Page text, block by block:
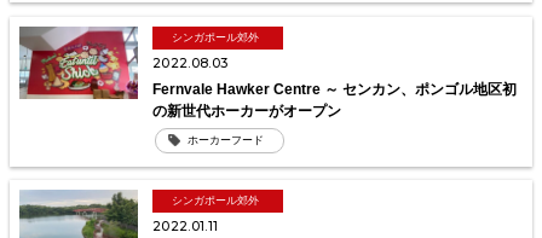
シンガポール郊外
2022.08.03
Fernvale Hawker Centre ～ センカン、ポンゴル地区初
の新世代ホーカーがオープン
ホーカーフード
シンガポール郊外
2022.01.11